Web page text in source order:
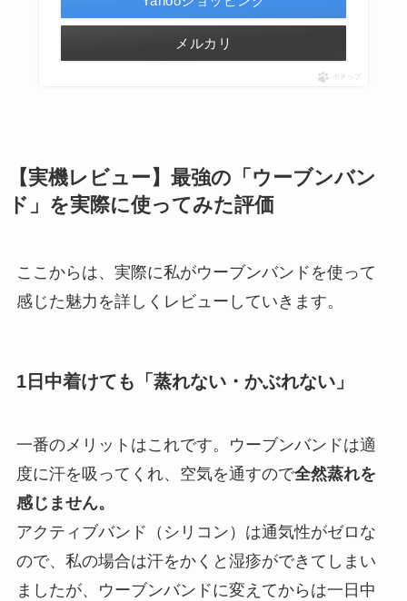
メルカリ
ポチップ
【実機レビュー】最強の「ウーブンバン
ド」を実際に使ってみた評価
ここからは、実際に私がウーブンバンドを使って
感じた魅力を詳しくレビューしていきます。
1日中着けても「蒸れない・かぶれない」
一番のメリットはこれです。ウーブンバンドは適
度に汗を吸ってくれ、空気を通すので全然蒸れを
感じません。
アクティブバンド（シリコン）は通気性がゼロな
ので、私の場合は汗をかくと湿疹ができてしまい
ましたが、ウーブンバンドに変えてからは一日中